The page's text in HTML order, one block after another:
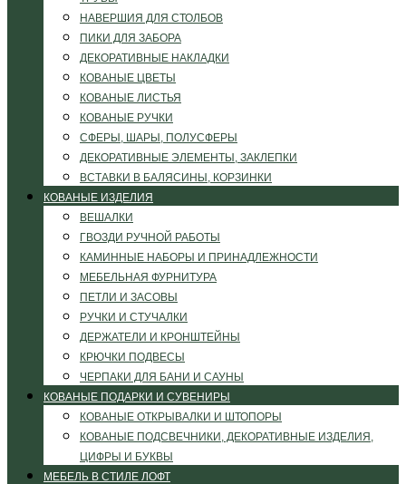
НАВЕРШИЯ ДЛЯ СТОЛБОВ
ПИКИ ДЛЯ ЗАБОРА
ДЕКОРАТИВНЫЕ НАКЛАДКИ
КОВАНЫЕ ЦВЕТЫ
КОВАНЫЕ ЛИСТЬЯ
КОВАНЫЕ РУЧКИ
СФЕРЫ, ШАРЫ, ПОЛУСФЕРЫ
ДЕКОРАТИВНЫЕ ЭЛЕМЕНТЫ, ЗАКЛЕПКИ
ВСТАВКИ В БАЛЯСИНЫ, КОРЗИНКИ
КОВАНЫЕ ИЗДЕЛИЯ
ВЕШАЛКИ
ГВОЗДИ РУЧНОЙ РАБОТЫ
КАМИННЫЕ НАБОРЫ И ПРИНАДЛЕЖНОСТИ
МЕБЕЛЬНАЯ ФУРНИТУРА
ПЕТЛИ И ЗАСОВЫ
РУЧКИ И СТУЧАЛКИ
ДЕРЖАТЕЛИ И КРОНШТЕЙНЫ
КРЮЧКИ ПОДВЕСЫ
ЧЕРПАКИ ДЛЯ БАНИ И САУНЫ
КОВАНЫЕ ПОДАРКИ И СУВЕНИРЫ
КОВАНЫЕ ОТКРЫВАЛКИ И ШТОПОРЫ
КОВАНЫЕ ПОДСВЕЧНИКИ, ДЕКОРАТИВНЫЕ ИЗДЕЛИЯ,
ЦИФРЫ И БУКВЫ
МЕБЕЛЬ В СТИЛЕ ЛОФТ